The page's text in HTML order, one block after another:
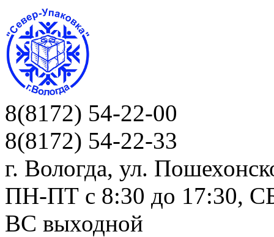
8(8172) 54-22-00
8(8172) 54-22-33
г. Вологда, ул.
ПН-ПТ c 8:30 до 17:30,
ВС выходной